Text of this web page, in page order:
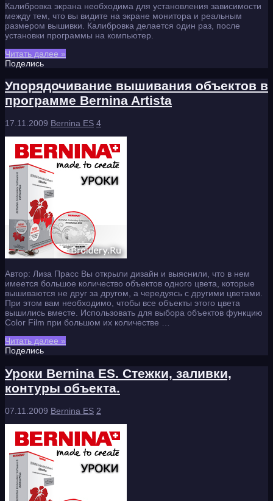
Калибровка экрана необходима для установления зависимости
между тем, что вы видите на экране монитора и реальным
размером вышивки. Калибровка делается один раз, после
установки программы на компьютер.
Читать далее »
Поделись
Упорядочивание вышивания объектов в
программе Bernina Artista
17.11.2009 Bernina ES 4
Автор: Лиза Прасс Вы открыли дизайн и выяснили, что в нем
имеется большое количество объектов одного цвета, которые
вышиваются не друг за другом, а чередуясь с другими цветами.
При этом вам необходимо, чтобы все объекты этого цвета
вышились вместе. Использовать для выбора объектов функцию
Color Film при большом их количестве …
Читать далее »
Поделись
Уроки Bernina ES. Стежки, заливки,
контуры объекта.
07.11.2009 Bernina ES 2